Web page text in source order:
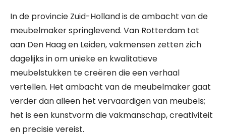
In de provincie Zuid-Holland is de ambacht van de
meubelmaker springlevend. Van Rotterdam tot
aan Den Haag en Leiden, vakmensen zetten zich
dagelijks in om unieke en kwalitatieve
meubelstukken te creëren die een verhaal
vertellen. Het ambacht van de meubelmaker gaat
verder dan alleen het vervaardigen van meubels;
het is een kunstvorm die vakmanschap, creativiteit
en precisie vereist.